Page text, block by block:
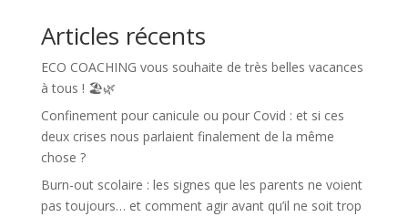
Articles récents
ECO COACHING vous souhaite de très belles vacances
à tous ! 🏖️🌿
Confinement pour canicule ou pour Covid : et si ces
deux crises nous parlaient finalement de la même
chose ?
Burn-out scolaire : les signes que les parents ne voient
pas toujours… et comment agir avant qu’il ne soit trop